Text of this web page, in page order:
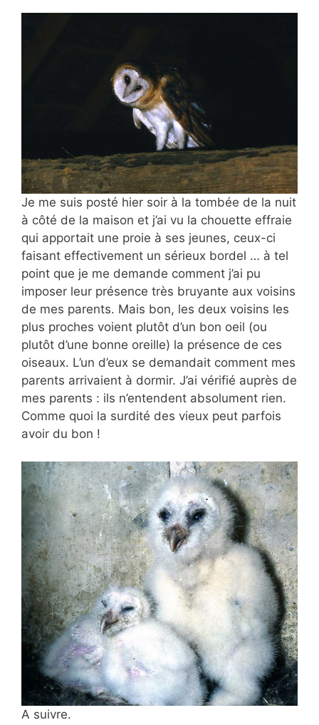
Je me suis posté hier soir à la tombée de la nuit
à côté de la maison et j’ai vu la chouette effraie
qui apportait une proie à ses jeunes, ceux-ci
faisant effectivement un sérieux bordel … à tel
point que je me demande comment j’ai pu
imposer leur présence très bruyante aux voisins
de mes parents. Mais bon, les deux voisins les
plus proches voient plutôt d’un bon oeil (ou
plutôt d’une bonne oreille) la présence de ces
oiseaux. L’un d’eux se demandait comment mes
parents arrivaient à dormir. J’ai vérifié auprès de
mes parents : ils n’entendent absolument rien.
Comme quoi la surdité des vieux peut parfois
avoir du bon !
A suivre.